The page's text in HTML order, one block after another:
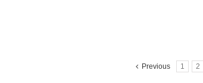
Previous 1 2